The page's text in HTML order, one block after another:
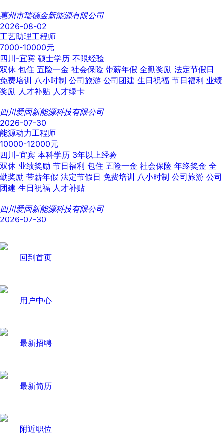
惠州市瑞德金新能源有限公司
2026-08-02
工艺助理工程师
7000-10000元
四川-宜宾 硕士学历 不限经验
双休 包住 五险一金 社会保险 带薪年假 全勤奖励 法定节假日
免费培训 八小时制 公司旅游 公司团建 生日祝福 节日福利 业绩
奖励 人才补贴 人才绿卡
四川爱固新能源科技有限公司
2026-07-30
能源动力工程师
10000-12000元
四川-宜宾 本科学历 3年以上经验
双休 业绩奖励 节日福利 包住 五险一金 社会保险 年终奖金 全
勤奖励 带薪年假 法定节假日 免费培训 八小时制 公司旅游 公司
团建 生日祝福 人才补贴
四川爱固新能源科技有限公司
2026-07-30
回到首页
用户中心
最新招聘
最新简历
附近职位